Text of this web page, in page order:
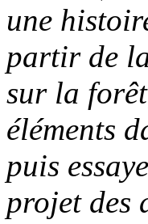
une
partir de
sur la
éléments
puis
projet des